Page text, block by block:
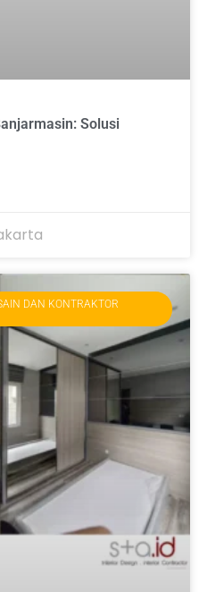
Solusi
DAN KONTRAKTOR